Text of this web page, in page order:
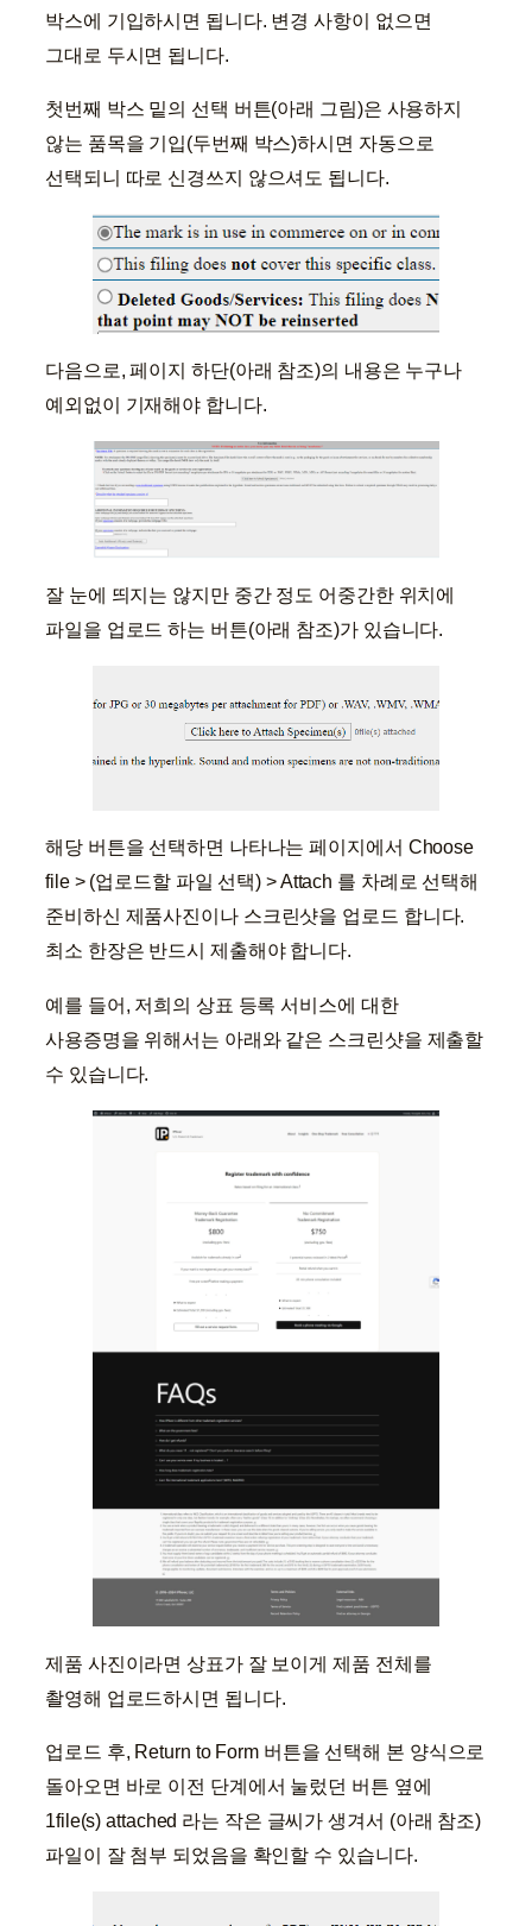
박스에 기입하시면 됩니다. 변경 사항이 없으면
그대로 두시면 됩니다.
첫번째 박스 밑의 선택 버튼(아래 그림)은 사용하지
않는 품목을 기입(두번째 박스)하시면 자동으로
선택되니 따로 신경쓰지 않으셔도 됩니다.
다음으로, 페이지 하단(아래 참조)의 내용은 누구나
예외없이 기재해야 합니다.
잘 눈에 띄지는 않지만 중간 정도 어중간한 위치에
파일을 업로드 하는 버튼(아래 참조)가 있습니다.
해당 버튼을 선택하면 나타나는 페이지에서 Choose
file > (업로드할 파일 선택) > Attach 를 차례로 선택해
준비하신 제품사진이나 스크린샷을 업로드 합니다.
최소 한장은 반드시 제출해야 합니다.
예를 들어, 저희의 상표 등록 서비스에 대한
사용증명을 위해서는 아래와 같은 스크린샷을 제출할
수 있습니다.
제품 사진이라면 상표가 잘 보이게 제품 전체를
촬영해 업로드하시면 됩니다.
업로드 후, Return to Form 버튼을 선택해 본 양식으로
돌아오면 바로 이전 단계에서 눌렀던 버튼 옆에
1file(s) attached 라는 작은 글씨가 생겨서 (아래 참조)
파일이 잘 첨부 되었음을 확인할 수 있습니다.